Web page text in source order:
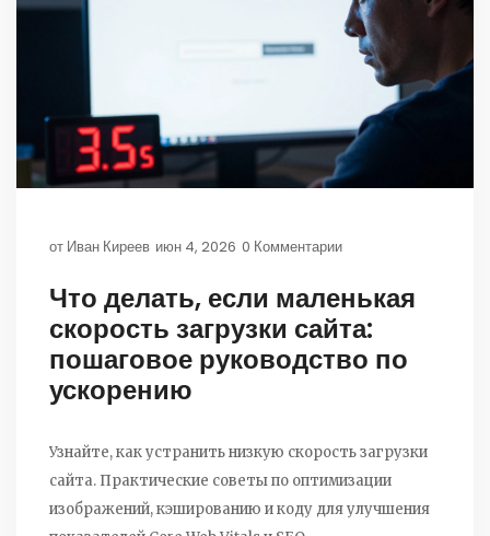
от Иван Киреев июн 4, 2026 0 Комментарии
Что делать, если маленькая
скорость загрузки сайта:
пошаговое руководство по
ускорению
Узнайте, как устранить низкую скорость загрузки
сайта. Практические советы по оптимизации
изображений, кэшированию и коду для улучшения